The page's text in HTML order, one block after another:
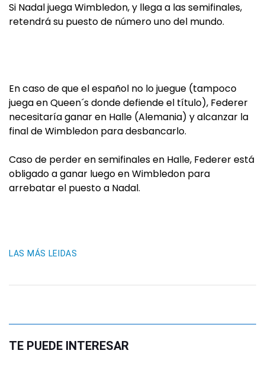
Si Nadal juega Wimbledon, y llega a las semifinales,
retendrá su puesto de número uno del mundo.
En caso de que el español no lo juegue (tampoco
juega en Queen´s donde defiende el título), Federer
necesitaría ganar en Halle (Alemania) y alcanzar la
final de Wimbledon para desbancarlo.
Caso de perder en semifinales en Halle, Federer está
obligado a ganar luego en Wimbledon para
arrebatar el puesto a Nadal.
LAS MÁS LEIDAS
TE PUEDE INTERESAR